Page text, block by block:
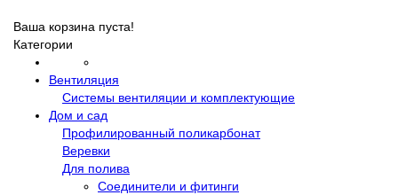
Ваша корзина пуста!
Категории
Вентиляция
Системы вентиляции и комплектующие
Дом и сад
Профилированный поликарбонат
Веревки
Для полива
Соединители и фитинги